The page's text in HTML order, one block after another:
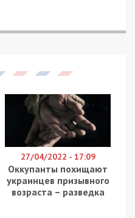
мешканця Київської
доларів США обіцяв